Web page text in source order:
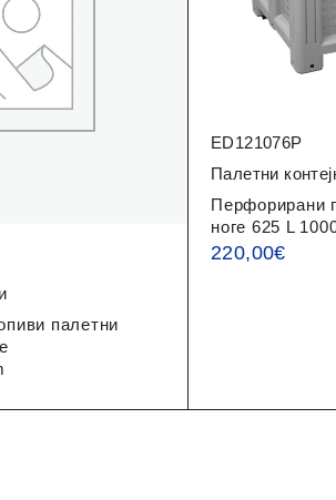
палетни
ED121076P
Палетни
Перфорирани
ноге 625 L
220,00€